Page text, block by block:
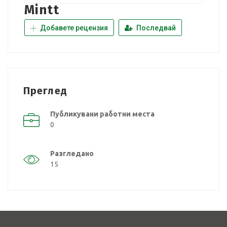
Mintt
Добавете рецензия Последвай
Преглед
Публикувани работни места
0
Разгледано
15